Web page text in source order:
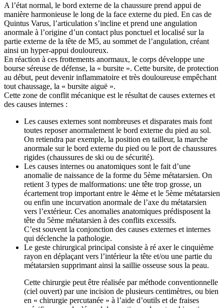
A l’état normal, le bord externe de la chaussure prend appui de
manière harmonieuse le long de la face externe du pied. En cas de
Quintus Varus, l’articulation s’incline et prend une angulation
anormale à l’origine d’un contact plus ponctuel et localisé sur la
partie externe de la tête de M5, au sommet de l’angulation, créant
ainsi un hyper-appui douloureux.
En réaction à ces frottements anormaux, le corps développe une
bourse séreuse de défense, la « bursite ». Cette bursite, de protection
au début, peut devenir inflammatoire et très douloureuse empêchant
tout chaussage, la « bursite aiguë ».
Cette zone de conflit mécanique est le résultat de causes externes et
des causes internes :
Les causes externes sont nombreuses et disparates mais font
toutes reposer anormalement le bord externe du pied au sol.
On retiendra par exemple, la position en tailleur, la marche
anormale sur le bord externe du pied ou le port de chaussures
rigides (chaussures de ski ou de sécurité).
Les causes internes ou anatomiques sont le fait d’une
anomalie de naissance de la forme du 5ème métatarsien. On
retient 3 types de malformations: une tête trop grosse, un
écartement trop important entre le 4ème et le 5ème métatarsien
ou enfin une incurvation anormale de l’axe du métatarsien
vers l’extérieur. Ces anomalies anatomiques prédisposent la
tête du 5ème métatarsien à des conflits excessifs.
C’est souvent la conjonction des causes externes et internes
qui déclenche la pathologie.
Le geste chirurgical principal consiste à ré axer le cinquième
rayon en déplaçant vers l’intérieur la tête et/ou une partie du
métatarsien supprimant ainsi la saillie osseuse sous la peau.
Cette chirurgie peut être réalisée par méthode conventionnelle
(ciel ouvert) par une incision de plusieurs centimètres, ou bien
en « chirurgie percutanée » à l’aide d’outils et de fraises